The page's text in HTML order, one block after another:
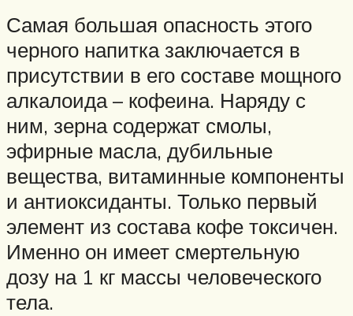
Самая большая опасность этого
черного напитка заключается в
присутствии в его составе мощного
алкалоида – кофеина. Наряду с
ним, зерна содержат смолы,
эфирные масла, дубильные
вещества, витаминные компоненты
и антиоксиданты. Только первый
элемент из состава кофе токсичен.
Именно он имеет смертельную
дозу на 1 кг массы человеческого
тела.